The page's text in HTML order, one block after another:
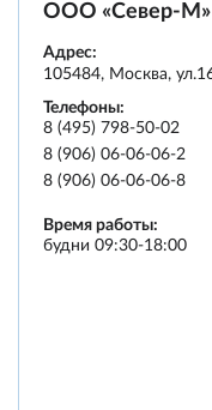
ООО «Север-М»
Адрес:
105484, Москва,
Телефоны:
8 (495) 798-50-02
8 (906) 06-06-06-2
8 (906) 06-06-06-8
Время работы:
будни 09:30-18:00